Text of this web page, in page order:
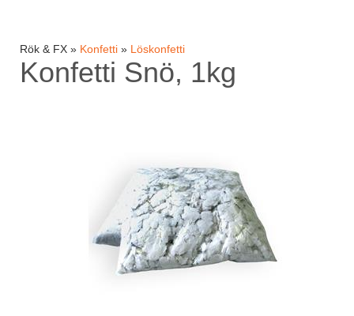
Rök & FX » Konfetti » Löskonfetti
Konfetti Snö, 1kg